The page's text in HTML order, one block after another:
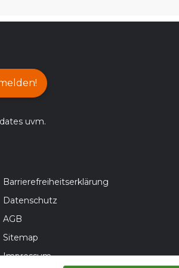
uvm.
Barrierefreiheitserklärung
Datenschutz
AGB
Sitemap
Impressum